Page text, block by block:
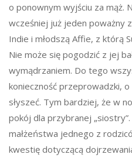
o ponownym wyjściu za mąż.
wcześniej już jeden poważny
Indie i młodszą Affie, z którą
Nie może się pogodzić z jej
wymądrzaniem. Do tego
konieczność przeprowadzki,
słyszeć. Tym bardziej, że w
pokój dla przybranej
małżeństwa jednego z
kwestię dotyczącą